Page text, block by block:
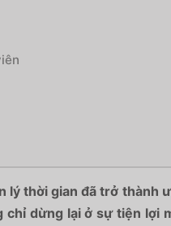
thời gian đã trở
dừng lại ở sự tiện lợi